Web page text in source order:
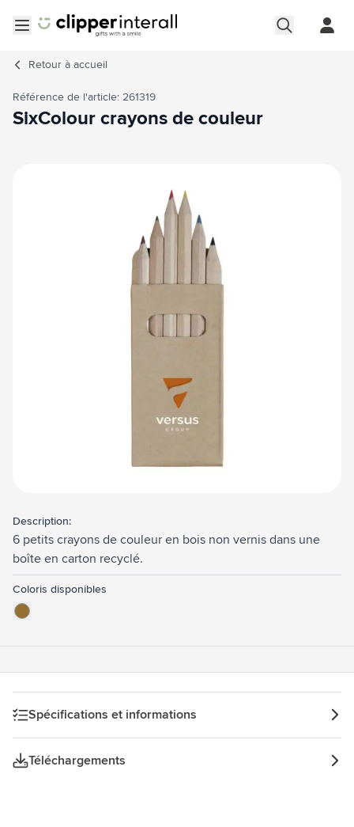
Retour à accueil
Référence de l'article: 261319
SixColour crayons de couleur
Description:
6 petits crayons de couleur en bois non vernis dans une
boîte en carton recyclé.
Coloris disponibles
Spécifications et informations
Téléchargements